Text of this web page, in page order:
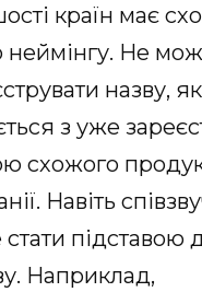
країн має
Не
назву,
з уже
схожого
Навіть
підставою
Наприклад,